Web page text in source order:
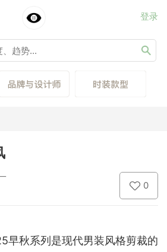
登录
0
早秋系列是现代男装风格剪裁的